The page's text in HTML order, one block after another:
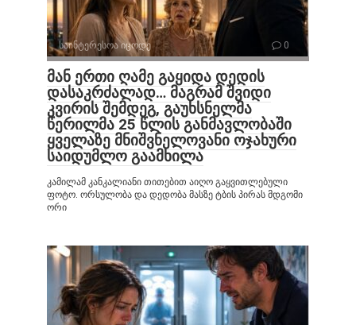
საინტერესოა იცოდე 0
მან ერთი ღამე გაყიდა დედის
დასაკრძალად… მაგრამ შვიდი
კვირის შემდეგ, გაუხსნელმა
წერილმა 25 წლის განმავლობაში
ყველაზე მნიშვნელოვანი ოჯახური
საიდუმლო გაამხილა
კამილამ კანკალიანი თითებით აიღო გაყვითლებული
ფოტო. ორსულობა და დედობა მასზე ტბის პირას მდგომი
ორი